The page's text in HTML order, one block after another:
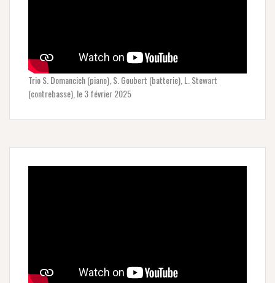
Trio S. Domancich (piano), S. Goubert (batterie), L. Stewart
(contrebasse), le 3 février 2025